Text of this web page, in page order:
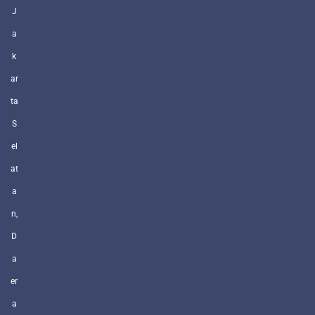
J
a
k
ar
ta
S
el
at
a
n,
D
a
er
a